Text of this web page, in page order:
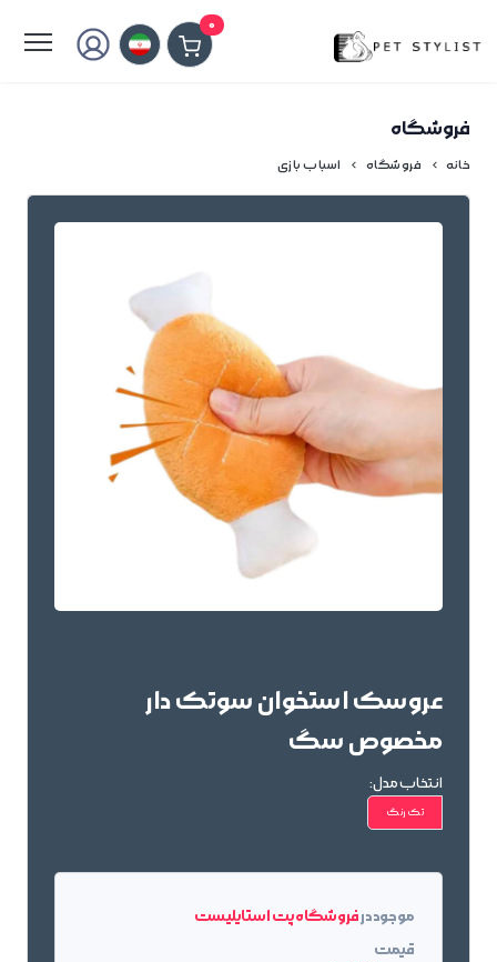
0
فروشگاه
خانه فروشگاه اسباب بازی
عروسک استخوان سوتک دار
مخصوص سگ
انتخاب مدل:
تک رنگ
موجود درفروشگاه پت استایلیست
قیمت